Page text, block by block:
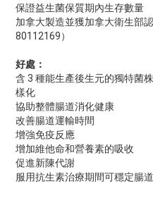
保證益生菌保質期內生存數量
加拿大製造並獲加拿大衛生部
80112169）
好處：
含 3 種能生產後生元的獨特菌
樣化
協助整體腸道消化健康
改善腸道運輸時間
增強免疫反應
增加維他命和營養素的吸收
促進新陳代謝
服用抗生素治療期間可穩定腸